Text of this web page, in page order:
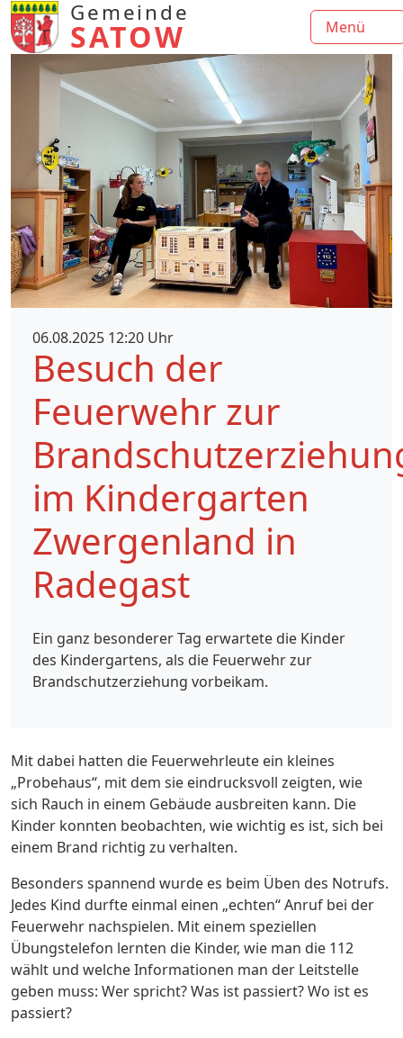
Gemeinde
SATOW Menü
06.08.2025 12:20 Uhr
Besuch der
Feuerwehr zur
im Kindergarten
Zwergenland in
Radegast
Ein ganz besonderer Tag erwartete die Kinder
des Kindergartens, als die Feuerwehr zur
Brandschutzerziehung vorbeikam.
Mit dabei hatten die Feuerwehrleute ein kleines
„Probehaus“, mit dem sie eindrucksvoll zeigten, wie
sich Rauch in einem Gebäude ausbreiten kann. Die
Kinder konnten beobachten, wie wichtig es ist, sich bei
einem Brand richtig zu verhalten.
Besonders spannend wurde es beim Üben des Notrufs.
Jedes Kind durfte einmal einen „echten“ Anruf bei der
Feuerwehr nachspielen. Mit einem speziellen
Übungstelefon lernten die Kinder, wie man die 112
wählt und welche Informationen man der Leitstelle
geben muss: Wer spricht? Was ist passiert? Wo ist es
passiert?